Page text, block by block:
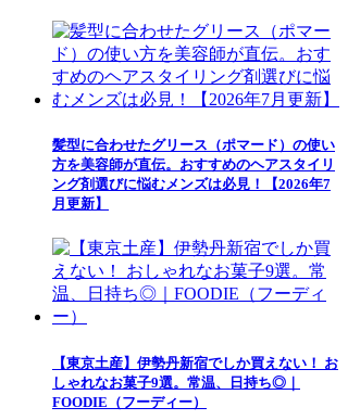
髪型に合わせたグリース（ポマード）の使い
方を美容師が直伝。おすすめのヘアスタイリ
ング剤選びに悩むメンズは必見！【2026年7
月更新】
【東京土産】伊勢丹新宿でしか買えない！ お
しゃれなお菓子9選。常温、日持ち◎｜
FOODIE（フーディー）